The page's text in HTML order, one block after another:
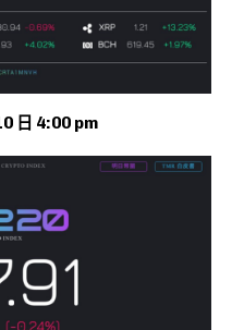
日 4:00 pm